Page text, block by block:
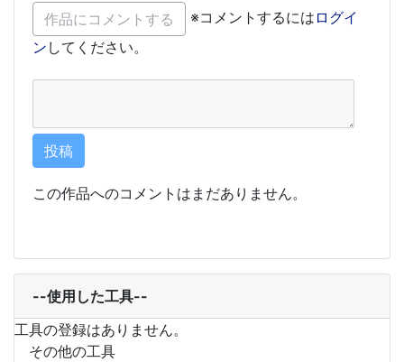
※コメントするには ログイ
ン してください。
この作品へのコメントはまだありません。
--使用した工具--
工具の登録はありません。
その他の工具